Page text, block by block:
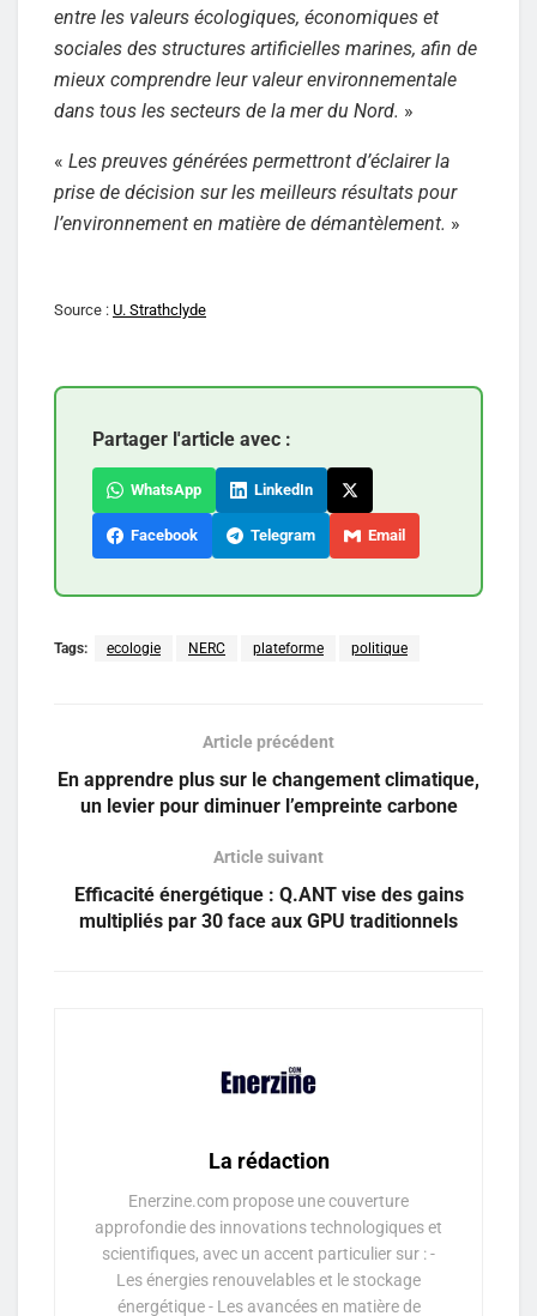
entre les valeurs écologiques, économiques et
sociales des structures artificielles marines, afin de
mieux comprendre leur valeur environnementale
dans tous les secteurs de la mer du Nord. »
« Les preuves générées permettront d’éclairer la
prise de décision sur les meilleurs résultats pour
l’environnement en matière de démantèlement. »
Source : U. Strathclyde
Partager l'article avec :
WhatsApp LinkedIn
Facebook Telegram Email
Tags: ecologie NERC plateforme politique
Article précédent
En apprendre plus sur le changement climatique,
un levier pour diminuer l’empreinte carbone
Article suivant
Efficacité énergétique : Q.ANT vise des gains
multipliés par 30 face aux GPU traditionnels
La rédaction
Enerzine.com propose une couverture
approfondie des innovations technologiques et
scientifiques, avec un accent particulier sur : -
Les énergies renouvelables et le stockage
énergétique - Les avancées en matière de